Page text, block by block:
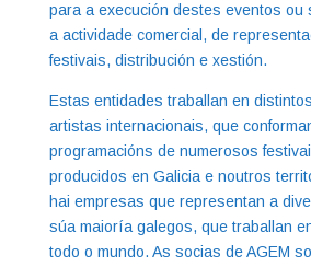
para a execución destes eventos ou
a actividade comercial, de
festivais, distribución e xestión.
Estas entidades traballan en
artistas internacionais, que
programacións de numerosos
producidos en Galicia e noutros
hai empresas que representan a
súa maioría galegos, que traballan
todo o mundo. As socias de AGEM